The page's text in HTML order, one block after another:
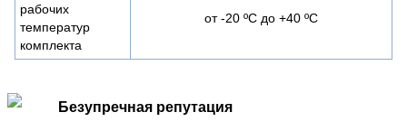
рабочих
температур
комплекта
от -20 ºС до +40 ºC
Безупречная репутация